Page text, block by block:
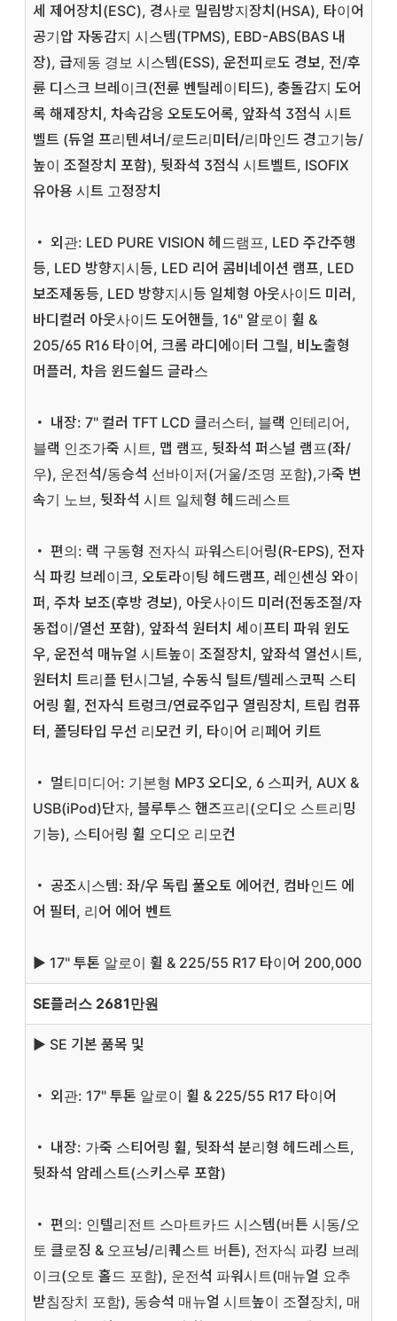
세 제어장치(ESC), 경사로 밀림방지장치(HSA), 타이어
공기압 자동감지 시스템(TPMS), EBD-ABS(BAS 내
장), 급제동 경보 시스템(ESS), 운전피로도 경보, 전/후
륜 디스크 브레이크(전륜 벤틸레이티드), 충돌감지 도어
록 해제장치, 차속감응 오토도어록, 앞좌석 3점식 시트
벨트 (듀얼 프리텐셔너/로드리미터/리마인드 경고기능/
높이 조절장치 포함), 뒷좌석 3점식 시트벨트, ISOFIX
유아용 시트 고정장치
・ 외관: LED PURE VISION 헤드램프, LED 주간주행
등, LED 방향지시등, LED 리어 콤비네이션 램프, LED
보조제동등, LED 방향지시등 일체형 아웃사이드 미러,
바디컬러 아웃사이드 도어핸들, 16" 알로이 휠 &
205/65 R16 타이어, 크롬 라디에이터 그릴, 비노출형
머플러, 차음 윈드쉴드 글라스
・ 내장: 7" 컬러 TFT LCD 클러스터, 블랙 인테리어,
블랙 인조가죽 시트, 맵 램프, 뒷좌석 퍼스널 램프(좌/
우), 운전석/동승석 선바이저(거울/조명 포함),가죽 변
속기 노브, 뒷좌석 시트 일체형 헤드레스트
・ 편의: 랙 구동형 전자식 파워스티어링(R-EPS), 전자
식 파킹 브레이크, 오토라이팅 헤드램프, 레인센싱 와이
퍼, 주차 보조(후방 경보), 아웃사이드 미러(전동조절/자
동접이/열선 포함), 앞좌석 원터치 세이프티 파워 윈도
우, 운전석 매뉴얼 시트높이 조절장치, 앞좌석 열선시트,
원터치 트리플 턴시그널, 수동식 틸트/텔레스코픽 스티
어링 휠, 전자식 트렁크/연료주입구 열림장치, 트립 컴퓨
터, 폴딩타입 무선 리모컨 키, 타이어 리페어 키트
・ 멀티미디어: 기본형 MP3 오디오, 6 스피커, AUX &
USB(iPod)단자, 블루투스 핸즈프리(오디오 스트리밍
기능), 스티어링 휠 오디오 리모컨
・ 공조시스템: 좌/우 독립 풀오토 에어컨, 컴바인드 에
어 필터, 리어 에어 벤트
▶ 17" 투톤 알로이 휠 & 225/55 R17 타이어 200,000
SE플러스 2681만원
▶ SE 기본 품목 및
・ 외관: 17" 투톤 알로이 휠 & 225/55 R17 타이어
・ 내장: 가죽 스티어링 휠, 뒷좌석 분리형 헤드레스트,
뒷좌석 암레스트(스키스루 포함)
・ 편의: 인텔리전트 스마트카드 시스템(버튼 시동/오
토 클로징 & 오프닝/리퀘스트 버튼), 전자식 파킹 브레
이크(오토 홀드 포함), 운전석 파워시트(매뉴얼 요추
받침장치 포함), 동승석 매뉴얼 시트높이 조절장치, 매